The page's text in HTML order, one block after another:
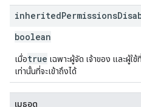
inheritedPermissions
boolean
เมื่อtrue เฉพาะผู้จัด เจ้าของ และผู้ใ
เท่านั้นที่จะเข้าถึงได้
เมธอด